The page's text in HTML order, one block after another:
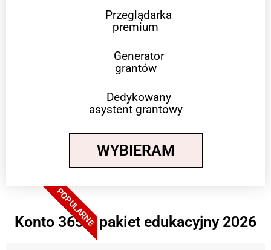
Przeglądarka
premium
Generator
grantów
Dedykowany
asystent grantowy
WYBIERAM
POPULARNE
Konto 365 + pakiet edukacyjny 2026